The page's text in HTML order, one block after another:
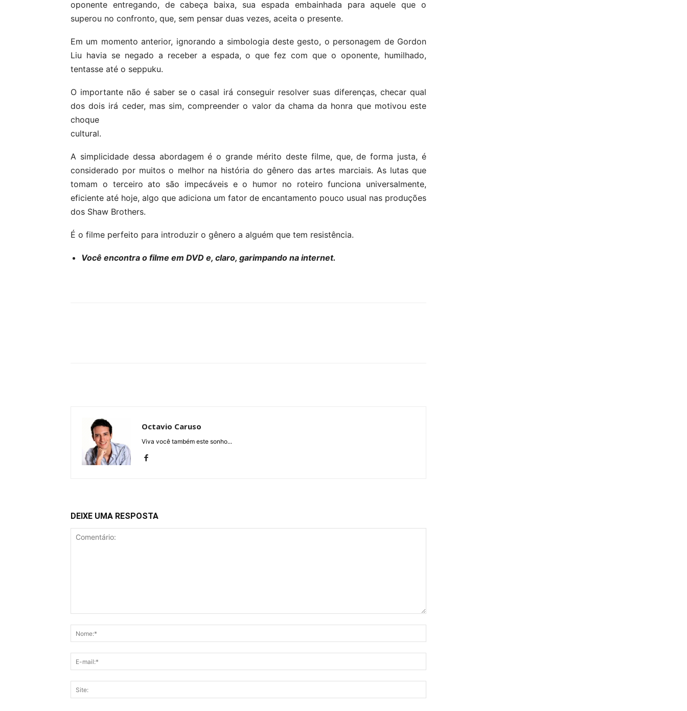
oponente entregando, de cabeça baixa, sua espada embainhada para aquele que o
superou no confronto, que, sem pensar duas vezes, aceita o presente.
Em um momento anterior, ignorando a simbologia deste gesto, o personagem de Gordon
Liu havia se negado a receber a espada, o que fez com que o oponente, humilhado,
tentasse até o seppuku.
O importante não é saber se o casal irá conseguir resolver suas diferenças, checar qual
dos dois irá ceder, mas sim, compreender o valor da chama da honra que motivou este
choque
cultural.
A simplicidade dessa abordagem é o grande mérito deste filme, que, de forma justa, é
considerado por muitos o melhor na história do gênero das artes marciais. As lutas que
tomam o terceiro ato são impecáveis e o humor no roteiro funciona universalmente,
eficiente até hoje, algo que adiciona um fator de encantamento pouco usual nas produções
dos Shaw Brothers.
É o filme perfeito para introduzir o gênero a alguém que tem resistência.
Você encontra o filme em DVD e, claro, garimpando na internet.
Octavio Caruso
Viva você também este sonho...
DEIXE UMA RESPOSTA